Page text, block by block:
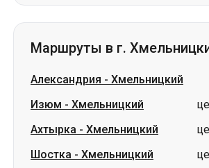
Маршруты в г.
Александрия - Хмельницкий
Изюм - Хмельницкий
Ахтырка - Хмельницкий
Шостка - Хмельницкий